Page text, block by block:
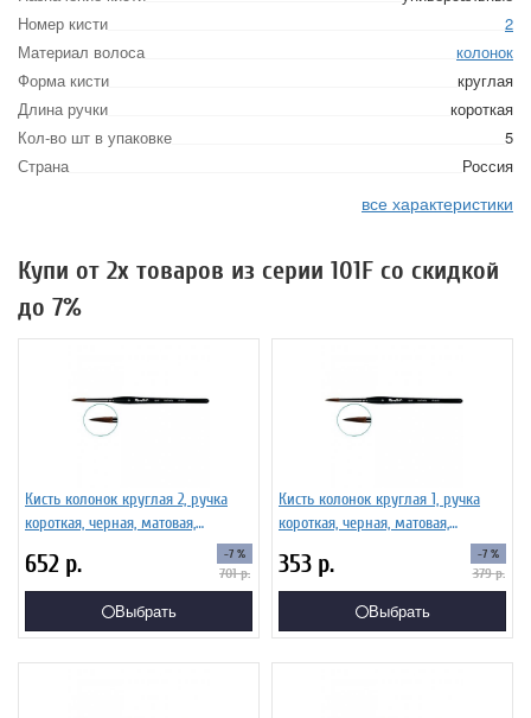
Номер кисти
2
Материал волоса
колонок
Форма кисти
круглая
Длина ручки
короткая
Кол-во шт в упаковке
5
Страна
Россия
все характеристики
Купи от 2х товаров из серии 101F со скидкой
до 7%
Кисть колонок круглая 2, ручка
короткая, черная, матовая,
652 р. -7 %
701р.
Выбрать
Кисть колонок круглая 1, ручка
короткая, черная, матовая,
353 р. -7 %
379р.
Выбрать